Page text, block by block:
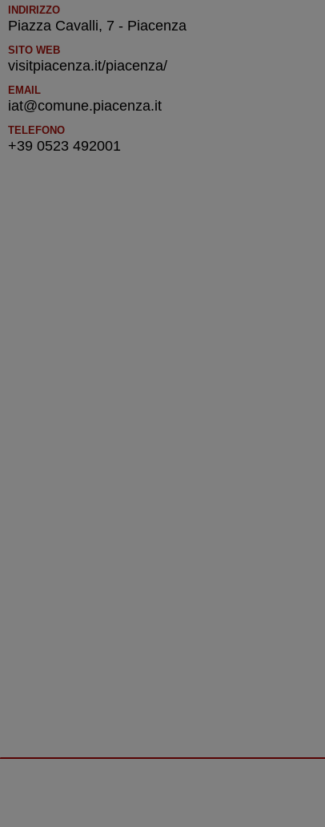
INDIRIZZO
Piazza Cavalli, 7 - Piacenza
SITO WEB
visitpiacenza.it/piacenza/
EMAIL
iat@comune.piacenza.it
TELEFONO
+39 0523 492001